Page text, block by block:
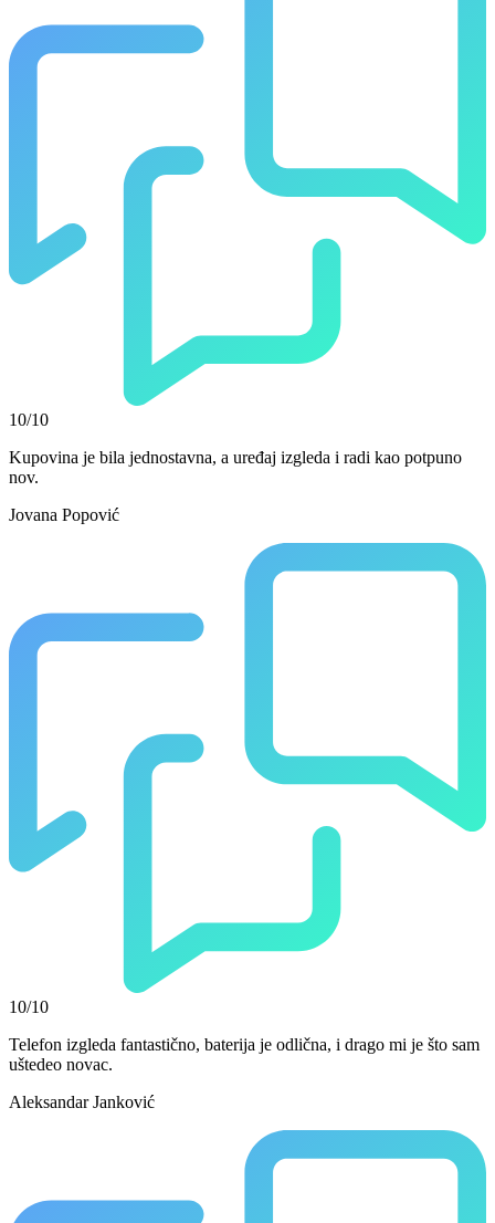
10/10
Kupovina je bila jednostavna, a uređaj izgleda i radi kao potpuno
nov.
Jovana Popović
10/10
Telefon izgleda fantastično, baterija je odlična, i drago mi je što sam
uštedeo novac.
Aleksandar Janković